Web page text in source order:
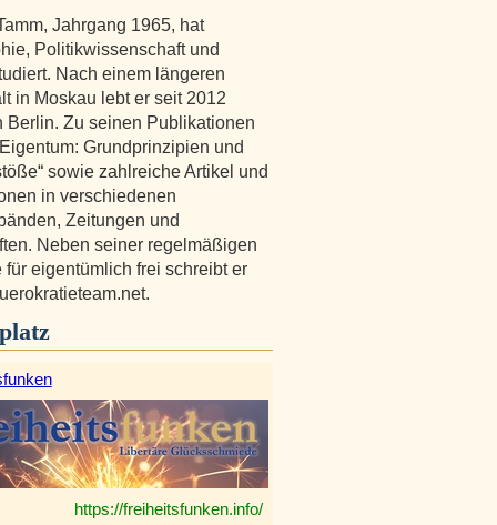
Jahrgang 1965, hat
Politikwissenschaft und
Nach einem längeren
in Moskau lebt er seit 2012
Berlin. Zu seinen Publikationen
Grundprinzipien und
sowie zahlreiche Artikel und
in verschiedenen
Zeitungen und
Neben seiner regelmäßigen
für eigentümlich frei schreibt er
https://freiheitsfunken.info/